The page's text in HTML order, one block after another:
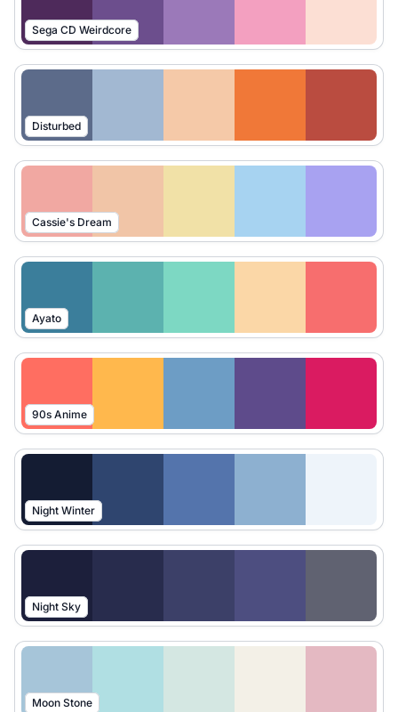
Sega CD Weirdcore
Disturbed
Cassie's Dream
Ayato
90s Anime
Night Winter
Night Sky
Moon Stone